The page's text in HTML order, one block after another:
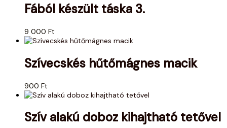
Fából készült táska 3.
9 000 Ft
Szívecskés hűtőmágnes macik
900 Ft
Szív alakú doboz kihajtható tetővel